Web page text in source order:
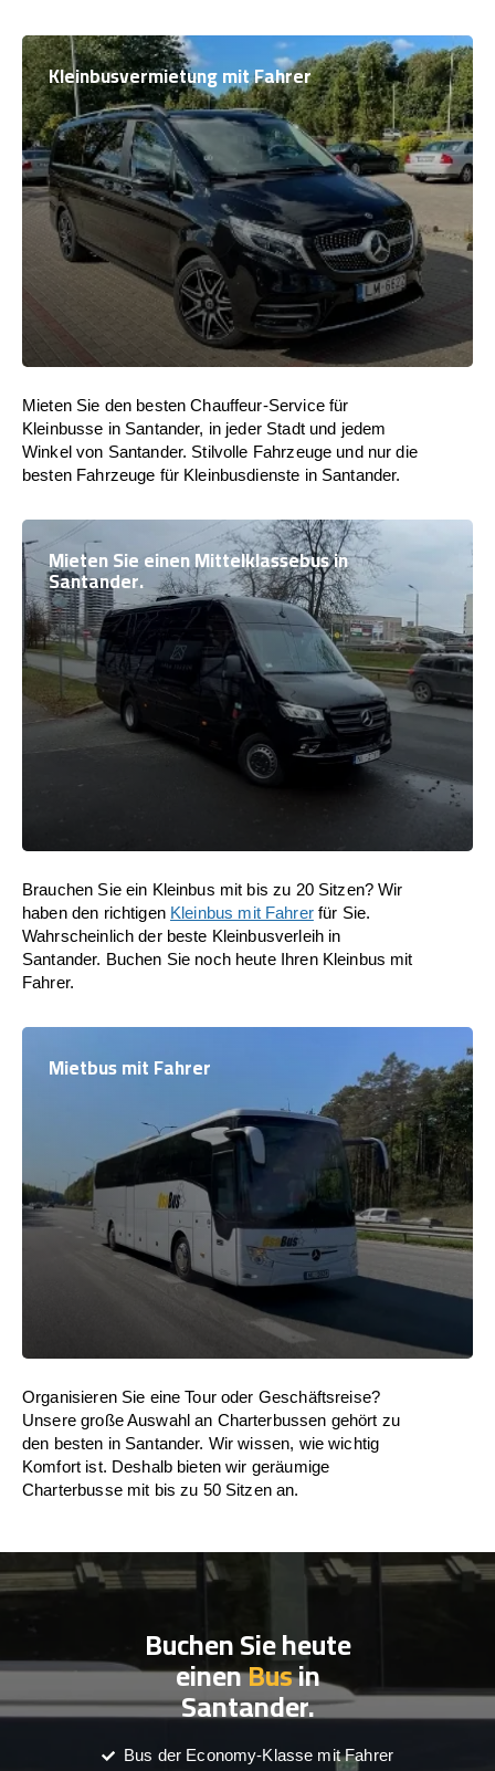
Kleinbusvermietung mit Fahrer
Mieten Sie den besten Chauffeur-Service für
Kleinbusse in Santander, in jeder Stadt und jedem
Winkel von Santander. Stilvolle Fahrzeuge und nur die
besten Fahrzeuge für Kleinbusdienste in Santander.
Mieten Sie einen Mittelklassebus in
Santander.
Brauchen Sie ein Kleinbus mit bis zu 20 Sitzen? Wir
haben den richtigen Kleinbus mit Fahrerfür Sie.
Wahrscheinlich der beste Kleinbusverleih in
Santander. Buchen Sie noch heute Ihren Kleinbus mit
Fahrer.
Mietbus mit Fahrer
Organisieren Sie eine Tour oder Geschäftsreise?
Unsere große Auswahl an Charterbussen gehört zu
den besten in Santander. Wir wissen, wie wichtig
Komfort ist. Deshalb bieten wir geräumige
Charterbusse mit bis zu 50 Sitzen an.
Buchen Sie heute
einenBusin
Santander.
Bus der Economy-Klasse mit Fahrer